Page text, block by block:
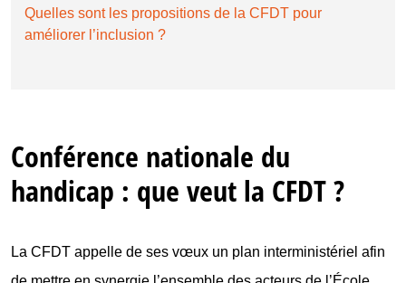
Quelles sont les propositions de la CFDT pour
améliorer l’inclusion ?
Conférence nationale du
handicap : que veut la CFDT ?
La CFDT appelle de ses vœux un plan interministériel afin